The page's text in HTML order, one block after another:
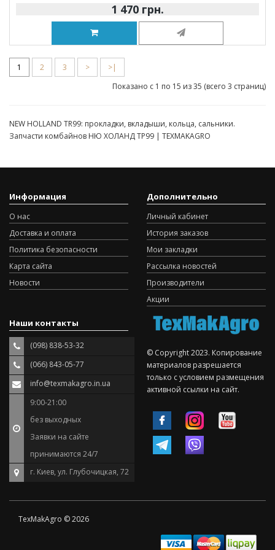
1 470 грн.
1 2 3 >
>|
Показано с 1 по 15 из 35 (всего 3 страниц)
NEW HOLLAND TR99: прокладки, вкладыши, кольца, сальники.
Запчасти комбайнов НЮ ХОЛАНД ТР99 | TEXMAKAGRO
Информация
О нас
Доставка и оплата
Политика безопасности
Карта сайта
Новости
Дополнительно
Личный кабинет
История заказов
Мои закладки
Рассылка новостей
Производители
Акции
Наши контакты
(098) 838-53-32
(066) 843-05-77
info@texmakagro.in.ua
9:00-21:00
без выходных
Заявки на сайте
принимаются 24/7
г. Киев, ул. Глубочицкая, 72
© Copyright 2023. Копирование
материалов разрешается
только с условием размещения
активной ссылки на сайт.
TexMakAgro © 2026